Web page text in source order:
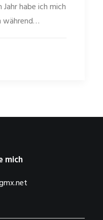
habe ich mich
während…
mich